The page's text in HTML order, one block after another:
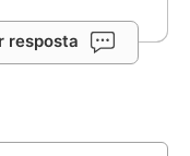
resposta